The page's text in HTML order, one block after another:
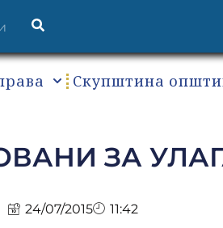
Скупштина
ЗА
24/07/2015 11:42